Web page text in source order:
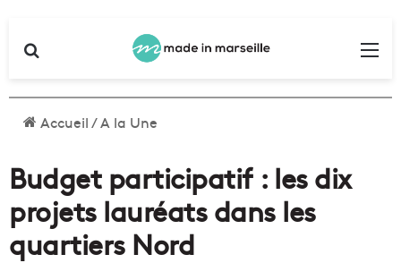
Accueil/A la Une
Budget participatif : les dix
projets lauréats dans les
quartiers Nord